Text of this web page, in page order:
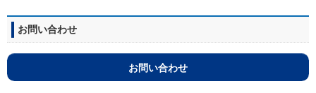
お問い合わせ
お問い合わせ